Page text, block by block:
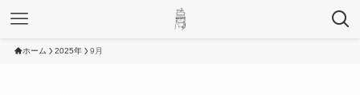
ホーム 2025年 9月